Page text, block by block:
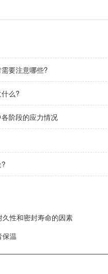
要注意哪些?
么?
阶段的应力情况
性和密封寿命的因素
保温